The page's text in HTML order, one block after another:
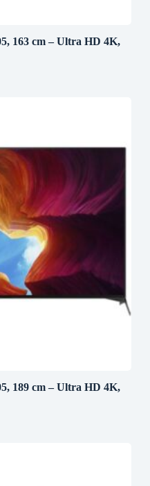
163 cm – Ultra HD 4K,
189 cm – Ultra HD 4K,